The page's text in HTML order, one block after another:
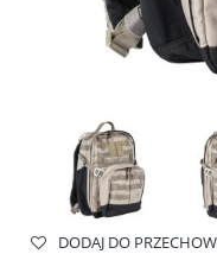
DODAJ DO